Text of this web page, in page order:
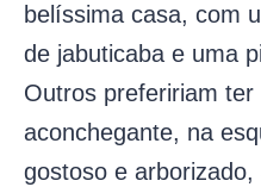
belíssima casa, com
de jabuticaba e uma
Outros prefeririam
aconchegante, na
gostoso e